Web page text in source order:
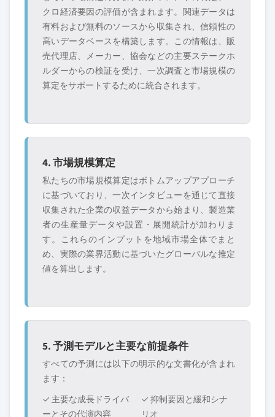
クロ経済要因の評価が含まれます。関連データは
有料および無料のソースから収集され、信頼性の
高いデータベースを構築します。この情報は、販
売代理店、メーカー、協会などの主要ステークホ
ルダーからの検証を受け、一次調査と市場規模の
算定をサポートするために統合されます。
4. 市場規模算定
私たちの市場規模算定はボトムアップアプローチ
に基づいており、一次インタビューを通じて直接
収集された企業の収益データから始まり、製造業
者の生産量データや設置・展開統計が加わりま
す。これらのインプットを地域市場全体でまと
め、実際の業界活動に基づいたグローバルな推定
値を算出します。
5. 予測モデルと主要な前提条件
すべての予測には以下の明示的な文書化が含まれ
ます：
✓ 主要な成長ドライバ
ーとその代演内容
✓ 抑制要因と緩和シナ
リオ